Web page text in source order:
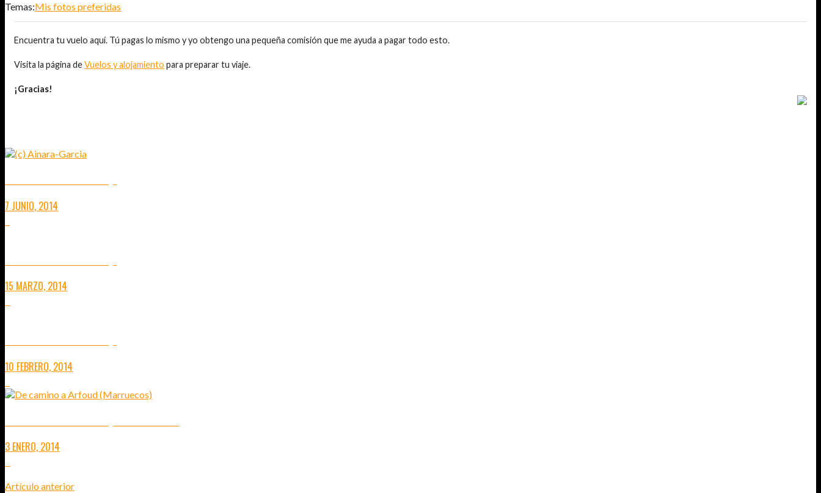
Temas:Mis fotos preferidas
Encuentra tu vuelo aquí. Tú pagas lo mismo y yo obtengo una pequeña comisión que me ayuda a pagar todo esto.
Visita la página deVuelos y alojamiento para preparar tu viaje.
¡Gracias!
7 JUNIO, 2014
15 MARZO, 2014
10 FEBRERO, 2014
3 ENERO, 2014
Artículo anterior